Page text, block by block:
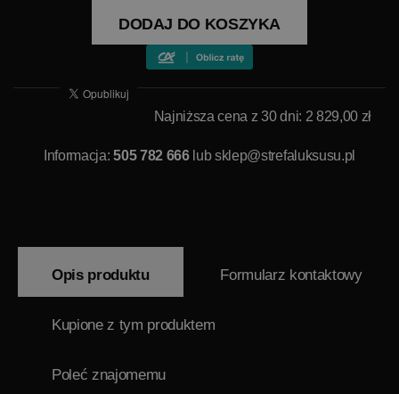
DODAJ DO KOSZYKA
Najniższa cena z 30 dni: 2 829,00 zł
Informacja:505 782 666lubsklep@strefaluksusu.pl
Opis produktu Formularz kontaktowy
Kupione z tym produktem
Poleć znajomemu